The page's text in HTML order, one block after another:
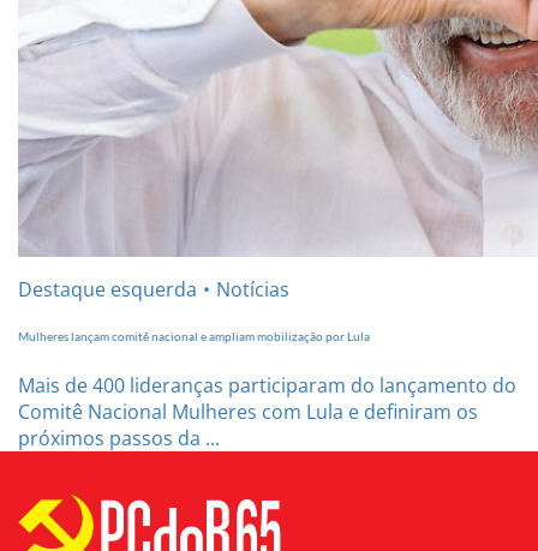
Destaque esquerda Notícias
Mulheres lançam comitê nacional e ampliam mobilização por Lula
Mais de 400 lideranças participaram do lançamento do
Comitê Nacional Mulheres com Lula e definiram os
próximos passos da ...